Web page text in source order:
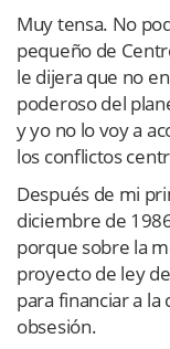
Muy tensa. No
pequeño de
le dijera que no
poderoso del
y yo no lo voy a
los conflictos
Después de mi
diciembre de
porque sobre la
proyecto de ley
para financiar a la
obsesión.